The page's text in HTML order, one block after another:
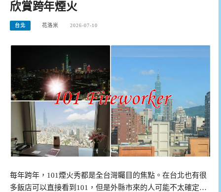
欣賞跨年煙火
台北 花洛米 2026-07-10
每年跨年，101煙火秀都是全台灣矚目的焦點。在台北也有很
多飯店可以直接看到101，但是外縣市來的人可能不太確定…